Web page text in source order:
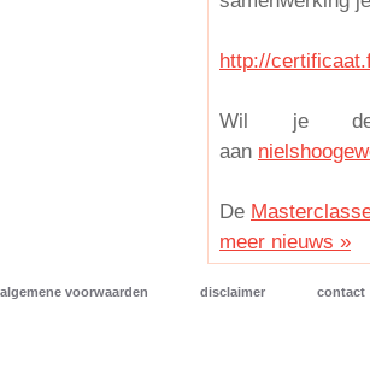
http://
Wil je
aan
De
meer nieuws »
algemene voorwaarden disclaimer contact